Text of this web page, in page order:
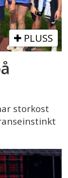
PLUSS
storkost